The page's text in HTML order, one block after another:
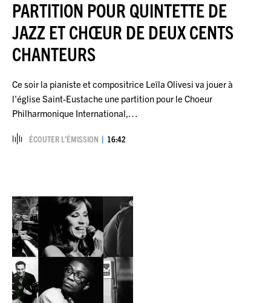
PARTITION POUR QUINTETTE DE
JAZZ ET CHŒUR DE DEUX CENTS
CHANTEURS
Ce soir la pianiste et compositrice Leïla Olivesi va jouer à
l'église Saint-Eustache une partition pour le Choeur
Philharmonique International,…
ÉCOUTER L’ÉMISSION 16:42